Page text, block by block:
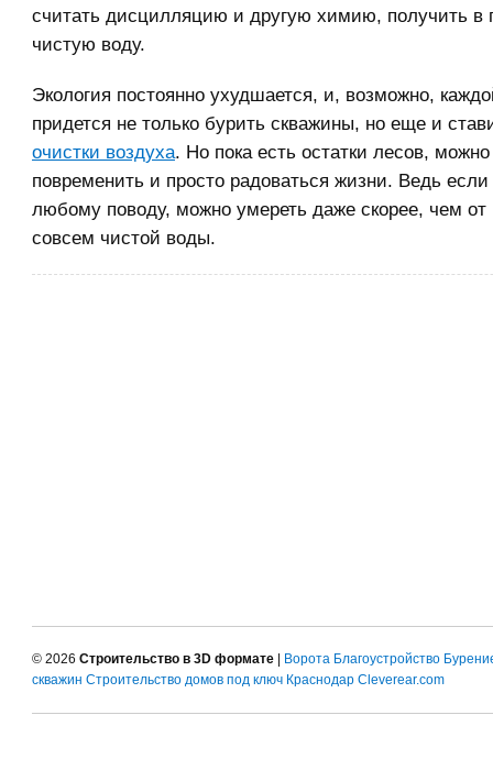
считать дисцилляцию и другую химию, получить в
чистую воду.
Экология постоянно ухудшается, и, возможно,
придется не только бурить скважины, но еще и
очистки воздуха. Но пока есть остатки лесов,
повременить и просто радоваться жизни. Ведь если
любому поводу, можно умереть даже скорее, чем от
совсем чистой воды.
© 2026 Строительство в 3D формате | Ворота Благоустройство
скважин Строительство домов под ключ Краснодар Cleverear.com